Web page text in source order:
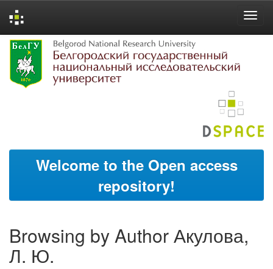
Skip
navigation
Welcome to the Open access
repository!
Browsing by Author Акулова,
Л. Ю.